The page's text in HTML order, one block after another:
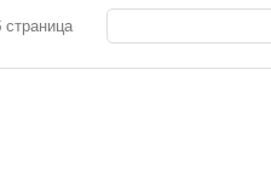
страница